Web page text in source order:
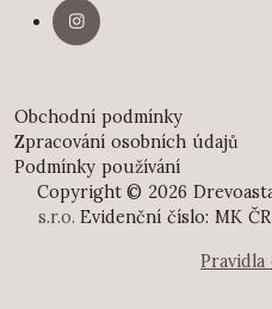
Obchodní podmínky
Zpracování osobních údajů
Podmínky používání
Copyright © 2026
s.r.o. Evidenční číslo: MK ČR
Pravidla